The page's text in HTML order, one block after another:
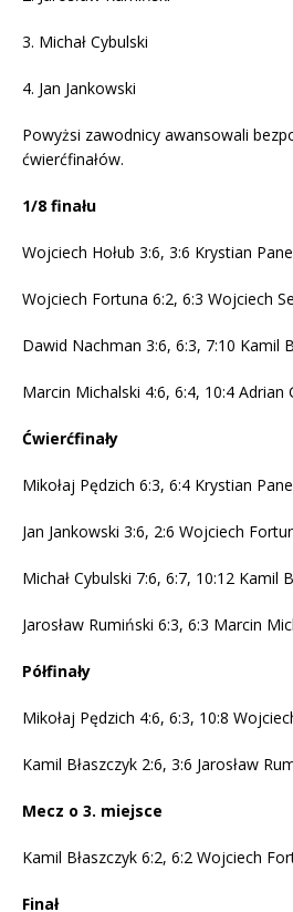
3. Michał Cybulski
4. Jan Jankowski
Powyżsi zawodnicy awansowali
ćwierćfinałów.
1/8 finału
Wojciech Hołub 3:6, 3:6 Krystian
Wojciech Fortuna 6:2, 6:3 Wojciech
Dawid Nachman 3:6, 6:3, 7:10 Kamil
Marcin Michalski 4:6, 6:4, 10:4 Adrian
Ćwierćfinały
Mikołaj Pędzich 6:3, 6:4 Krystian
Jan Jankowski 3:6, 2:6 Wojciech
Michał Cybulski 7:6, 6:7, 10:12 Kamil
Jarosław Rumiński 6:3, 6:3 Marcin
Półfinały
Mikołaj Pędzich 4:6, 6:3, 10:8
Kamil Błaszczyk 2:6, 3:6 Jarosław
Mecz o 3. miejsce
Kamil Błaszczyk 6:2, 6:2 Wojciech
Finał